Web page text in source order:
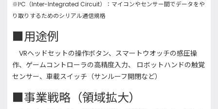
※I²C（Inter-Integrated Circuit）：マイコンやセンサー間でデータをや
り取りするためのシリアル通信規格
■用途例
VRヘッドセットの操作ボタン、スマートウオッチの感圧操
作、ゲームコントローラの高精度入力、 ロボットハンドの触覚
センサー、車載スイッチ（サンルーフ開閉など）
■事業戦略（領域拡大）